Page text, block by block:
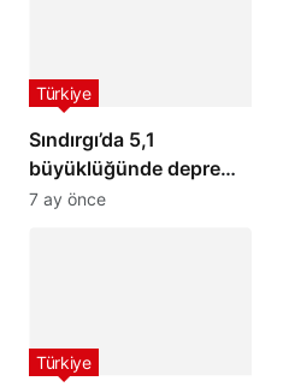
Sındırgı’da 5,1
büyüklüğünde deprem:
İstanbul ve İzmir’de de
Türkiye
7 ay önce
Türkiye